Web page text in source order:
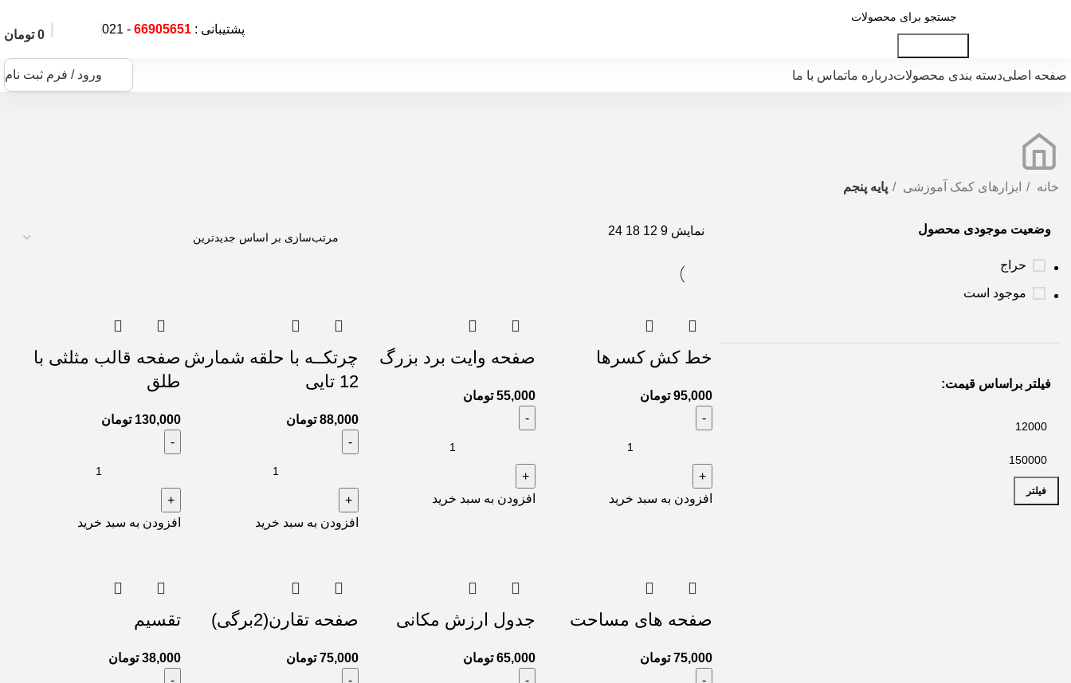
پشتیبانی : 66905651
- 021
0 تومان
صفحه اصلیدسته بندی محصولاتدرباره ماتماس با ما ورود / فرم ثبت نام
خانه ابزارهای کمک آموزشی پايه پنجم
وضعیت موجودی محصول
حراج
موجود است
فیلتر براساس قیمت:
فیلتر
نمایش 9
12
18
24
خط کش کسرها
95,000 تومان
افزودن به سبد خرید
صفحه وایت برد بزرگ
55,000 تومان
افزودن به سبد خرید
چرتکــه با حلقه شمارش
12 تایی
88,000 تومان
افزودن به سبد خرید
صفحه قالب مثلثی با
طلق
130,000 تومان
افزودن به سبد خرید
صفحه های مساحت
75,000 تومان
جدول ارزش مکانی
65,000 تومان
صفحه تقارن(2برگی)
75,000 تومان
تقسیم
38,000 تومان